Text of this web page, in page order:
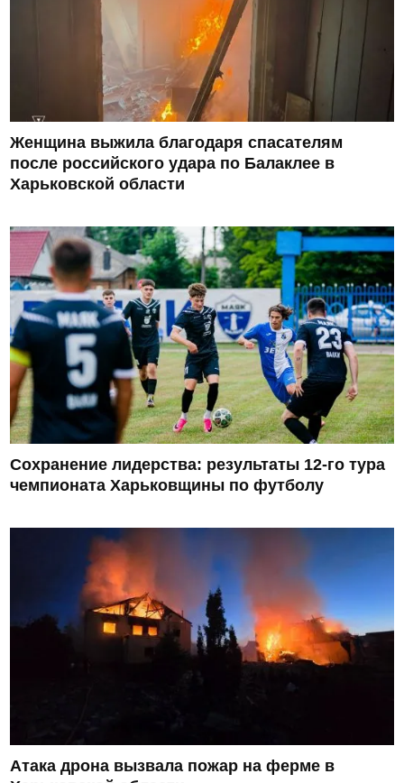
Женщина выжила благодаря спасателям
после российского удара по Балаклее в
Харьковской области
Сохранение лидерства: результаты 12-го тура
чемпионата Харьковщины по футболу
Атака дрона вызвала пожар на ферме в